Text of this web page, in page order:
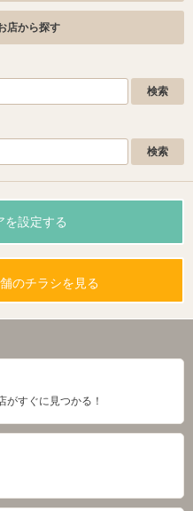
店から探す
を設定する
のチラシを見る
がすぐに見つかる！